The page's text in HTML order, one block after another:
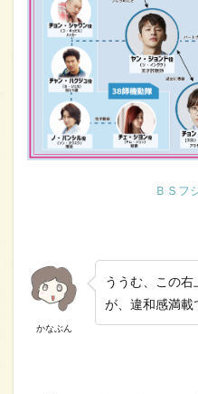
ＢＳフ
かなぶん
ううむ、この
が、違和感満載